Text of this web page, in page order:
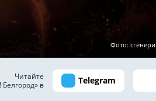
Фото:
Читайте
в
Telegram